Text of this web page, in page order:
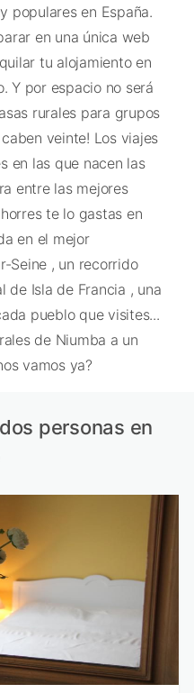
populares en España.
en una única web
tu alojamiento en
Y por espacio no será
rurales para grupos
veinte! Los viajes
en las que nacen las
entre las mejores
te lo gastas en
en el mejor
Seine , un recorrido
de Isla de Francia , una
pueblo que visites...
de Niumba a un
vamos ya?
personas en